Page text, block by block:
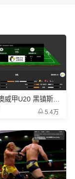
【来福】澳威甲U20 黑镇斯巴达-国际狮
5.4万